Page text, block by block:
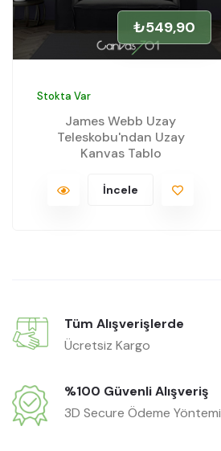
Stokta Var
₺549,90
James Webb Uzay
Teleskobu'ndan Uzay
Kanvas Tablo
İncele
Tüm Alışverişlerde
Ücretsiz Kargo
%100 Güvenli Alışveriş
3D Secure Ödeme Yöntemi